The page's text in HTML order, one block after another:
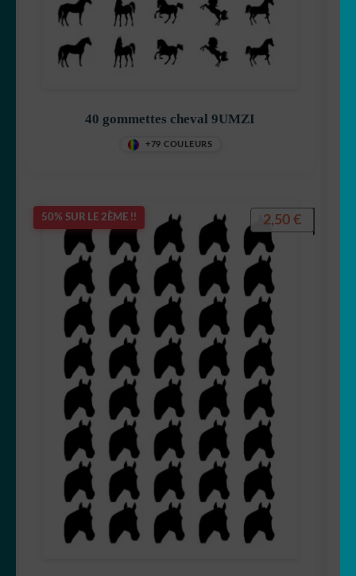
40 gommettes cheval 9UMZI
+79 COULEURS
50% SUR LE 2ÈME !! 2,50 €